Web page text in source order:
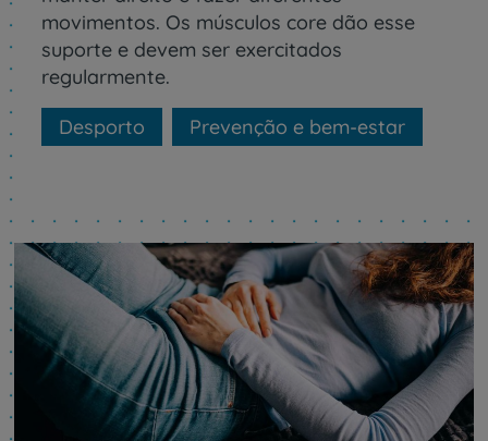
movimentos. Os músculos core dão esse
suporte e devem ser exercitados
regularmente.
Desporto
Prevenção e bem-estar